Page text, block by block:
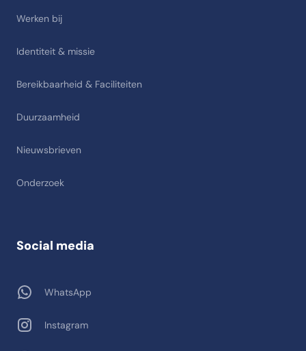
Werken bij
Identiteit & missie
Bereikbaarheid & Faciliteiten
Duurzaamheid
Nieuwsbrieven
Onderzoek
Social media
WhatsApp
Instagram